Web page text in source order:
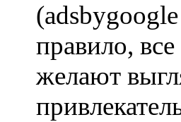
правило,
желают